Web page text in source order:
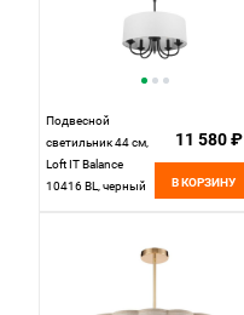
Подвесной
светильник 44 см,
Loft IT Balance
10416 BL, черный
11 580 ₽
В КОРЗИНУ